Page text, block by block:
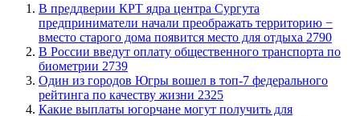
​В преддверии КРТ ядра центра Сургута
предприниматели начали преображать территорию −
вместо старого дома появится место для отдыха 2790
В России введут оплату общественного транспорта по
биометрии 2739
Один из городов Югры вошел в топ-7 федерального
рейтинга по качеству жизни 2325
Какие выплаты югорчане могут получить для